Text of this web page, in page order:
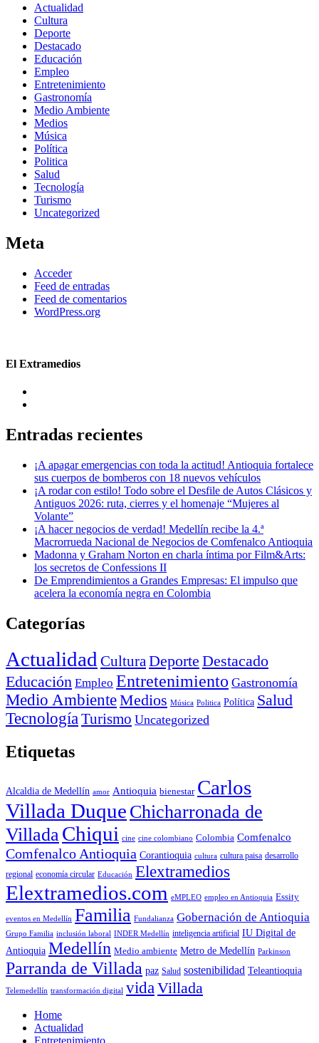
Actualidad
Cultura
Deporte
Destacado
Educación
Empleo
Entretenimiento
Gastronomía
Medio Ambiente
Medios
Música
Política
Politica
Salud
Tecnología
Turismo
Uncategorized
Meta
Acceder
Feed de entradas
Feed de comentarios
WordPress.org
El Extramedios
Entradas recientes
¡A apagar emergencias con toda la actitud! Antioquia fortalece
sus cuerpos de bomberos con 18 nuevos vehículos
¡A rodar con estilo! Todo sobre el Desfile de Autos Clásicos y
Antiguos 2026: ruta, cierres y el homenaje “Mujeres al
Volante”
¡A hacer negocios de verdad! Medellín recibe la 4.ª
Macrorrueda Nacional de Negocios de Comfenalco Antioquia
Madonna y Graham Norton en charla íntima por Film&Arts:
los secretos de Confessions II
De Emprendimientos a Grandes Empresas: El impulso que
acelera la economía negra en Colombia
Categorías
Actualidad CulturaDeporte Destacado
Educación Empleo Entretenimiento Gastronomía
Medio AmbienteMedios Música Politica Política Salud
Tecnología Turismo Uncategorized
Etiquetas
Alcaldia de Medellín amor Antioquia bienestar Carlos
Villada Duque Chicharronada de
Villada Chiqui cine cine colombiano Colombia Comfenalco
Comfenalco Antioquia Corantioquia cultura cultura paisa desarrollo
regional economía circular Educación Elextramedios
Elextramedios.com eMPLEO empleo en Antioquia Essity
eventos en Medellín Familia Fundalianza Gobernación de Antioquia
Grupo Familia inclusión laboral INDER Medellín inteligencia artificial IU Digital de
Antioquia Medellín Medio ambiente Metro de Medellín Parkinson
Parranda de Villada paz Salud sostenibilidad Teleantioquia
Telemedellín transformación digital vida Villada
Home
Actualidad
Entretenimiento